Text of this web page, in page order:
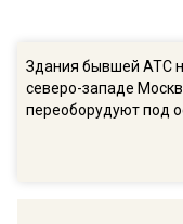
Здания бывшей АТС
северо-западе
переоборудуют под